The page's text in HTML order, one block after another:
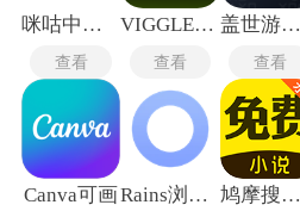
咪咕中信书店
查看
VIGGLE中文版
查看
盖世游戏pc模拟器
查看
Canva可画 Rains浏览器老版本 鸠摩搜书安卓版